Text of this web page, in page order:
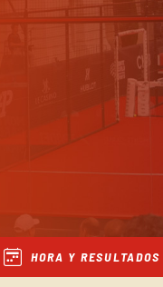
HORA Y RESULTADOS